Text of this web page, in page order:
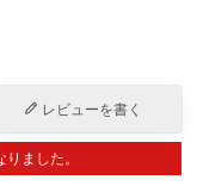
レビューを書く
ました。